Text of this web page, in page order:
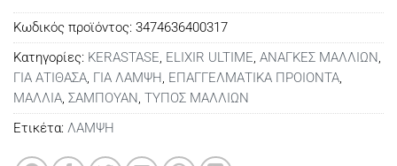
Κωδικός προϊόντος: 3474636400317
Κατηγορίες: KERASTASE, ELIXIR ULTIME, ΑΝΑΓΚΕΣ ΜΑΛΛΙΩΝ,
ΓΙΑ ΑΤΙΘΑΣΑ, ΓΙΑ ΛΑΜΨΗ, ΕΠΑΓΓΕΛΜΑΤΙΚΑ ΠΡΟΙΟΝΤΑ,
ΜΑΛΛΙΑ, ΣΑΜΠΟΥΑΝ, ΤΥΠΟΣ ΜΑΛΛΙΩΝ
Ετικέτα: ΛΑΜΨΗ